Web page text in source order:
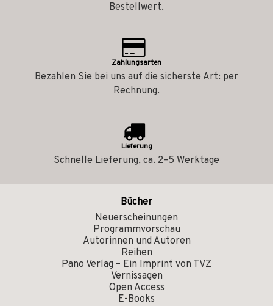
Bestellwert.
Zahlungsarten
Bezahlen Sie bei uns auf die sicherste Art: per
Rechnung.
Lieferung
Schnelle Lieferung, ca. 2–5 Werktage
Bücher
Neuerscheinungen
Programmvorschau
Autorinnen und Autoren
Reihen
Pano Verlag – Ein Imprint von TVZ
Vernissagen
Open Access
E-Books